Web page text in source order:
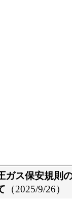
ガス保安規則
（2025/9/26）